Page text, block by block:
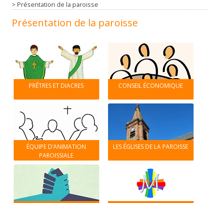
> Présentation de la paroisse
Présentation de la paroisse
PRÊTRES ET DIACRES CONSEIL ÉCONOMIQUE
ÉQUIPE D’ANIMATION
PAROISSIALE
LES ÉGLISES DE LA PAROISSE